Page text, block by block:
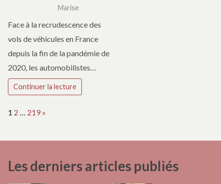
Marise
Face à la recrudescence des
vols de véhicules en France
depuis la fin de la pandémie de
2020, les automobilistes…
Continuer la lecture
Page:
1 2 … 219 Next
»
Les derniers articles publiés